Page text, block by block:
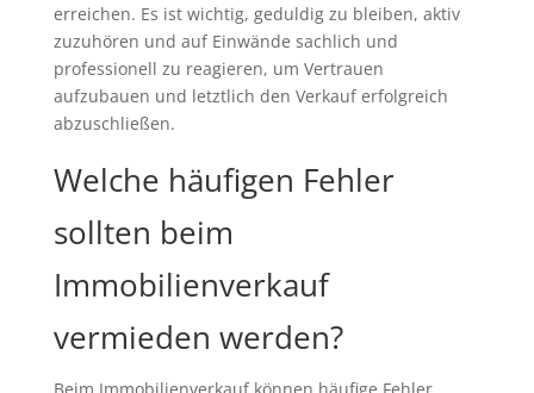
erreichen. Es ist wichtig, geduldig zu bleiben, aktiv
zuzuhören und auf Einwände sachlich und
professionell zu reagieren, um Vertrauen
aufzubauen und letztlich den Verkauf erfolgreich
abzuschließen.
Welche häufigen Fehler
sollten beim
Immobilienverkauf
vermieden werden?